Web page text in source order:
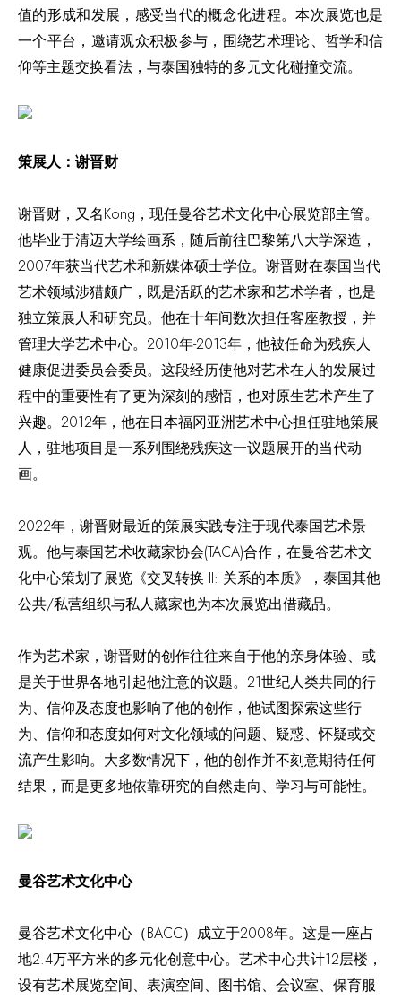
值的形成和发展，感受当代的概念化进程。本次展览也是
一个平台，邀请观众积极参与，围绕艺术理论、哲学和信
仰等主题交换看法，与泰国独特的多元文化碰撞交流。
策展人：谢晋财
谢晋财，又名Kong，现任曼谷艺术文化中心展览部主管。
他毕业于清迈大学绘画系，随后前往巴黎第八大学深造，
2007年获当代艺术和新媒体硕士学位。谢晋财在泰国当代
艺术领域涉猎颇广，既是活跃的艺术家和艺术学者，也是
独立策展人和研究员。他在十年间数次担任客座教授，并
管理大学艺术中心。2010年-2013年，他被任命为残疾人
健康促进委员会委员。这段经历使他对艺术在人的发展过
程中的重要性有了更为深刻的感悟，也对原生艺术产生了
兴趣。2012年，他在日本福冈亚洲艺术中心担任驻地策展
人，驻地项目是一系列围绕残疾这一议题展开的当代动
画。
2022年，谢晋财最近的策展实践专注于现代泰国艺术景
观。他与泰国艺术收藏家协会(TACA)合作，在曼谷艺术文
化中心策划了展览《交叉转换 II: 关系的本质》，泰国其他
公共/私营组织与私人藏家也为本次展览出借藏品。
作为艺术家，谢晋财的创作往往来自于他的亲身体验、或
是关于世界各地引起他注意的议题。21世纪人类共同的行
为、信仰及态度也影响了他的创作，他试图探索这些行
为、信仰和态度如何对文化领域的问题、疑惑、怀疑或交
流产生影响。大多数情况下，他的创作并不刻意期待任何
结果，而是更多地依靠研究的自然走向、学习与可能性。
曼谷艺术文化中心
曼谷艺术文化中心（BACC）成立于2008年。这是一座占
地2.4万平方米的多元化创意中心。艺术中心共计12层楼，
设有艺术展览空间、表演空间、图书馆、会议室、保育服